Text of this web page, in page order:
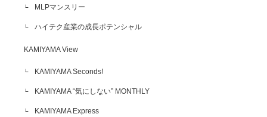
MLPマンスリー
ハイテク産業の成長ポテンシャル
KAMIYAMA View
KAMIYAMA Seconds!
KAMIYAMA “気にしない” MONTHLY
KAMIYAMA Express